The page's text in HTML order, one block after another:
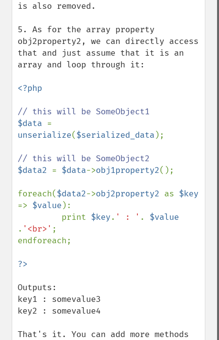
is also removed.
5. As for the array property
obj2property2, we can directly access
that and just assume that it is an
array and loop through it:
<?php
$data
unserialize($serialized_data );
$data2 = $data->obj1property2();
foreach($data2->obj2property2 as
=> $value ):
         print
$key. ' : ' .
. '<br>' ;
endforeach;
Outputs:
key1 : somevalue3
key2 : somevalue4
That's it. You can add more methods